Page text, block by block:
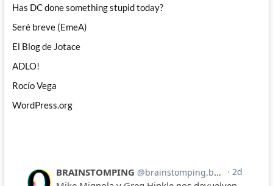
Has DC done something stupid today?
Seré breve (EmeA)
El Blog de Jotace
ADLO!
Rocío Vega
WordPress.org